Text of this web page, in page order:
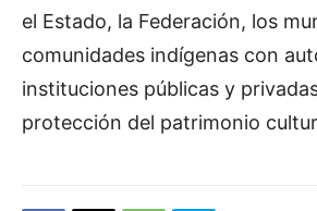
el Estado, la Federación, los
comunidades indígenas con
instituciones públicas y
protección del patrimonio